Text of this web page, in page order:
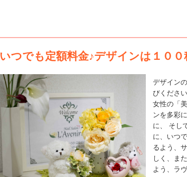
いつでも定額料金♪デザインは１００
デザイン
びくださ
女性の「
ンを多彩
に、 そし
に、いつ
るよう、
しく、ま
よう、ラ